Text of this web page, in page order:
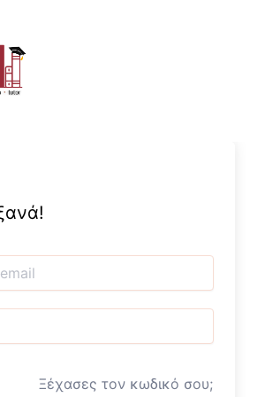
Ξέχασες τον κωδικό σου;